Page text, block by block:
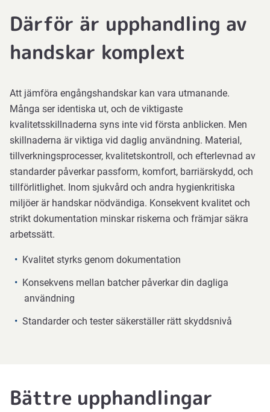
Därför är upphandling av
handskar komplext
Att jämföra engångshandskar kan vara utmanande.
Många ser identiska ut, och de viktigaste
kvalitetsskillnaderna syns inte vid första anblicken. Men
skillnaderna är viktiga vid daglig användning. Material,
tillverkningsprocesser, kvalitetskontroll, och efterlevnad av
standarder påverkar passform, komfort, barriärskydd, och
tillförlitlighet. Inom sjukvård och andra hygienkritiska
miljöer är handskar nödvändiga. Konsekvent kvalitet och
strikt dokumentation minskar riskerna och främjar säkra
arbetssätt.
Kvalitet styrks genom dokumentation
Konsekvens mellan batcher påverkar din dagliga
användning
Standarder och tester säkerställer rätt skyddsnivå
Bättre upphandlingar